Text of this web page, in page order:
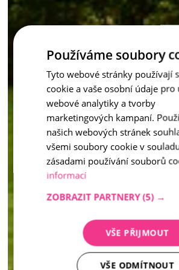
Používáme soubory
Tyto webové stránky používají
cookie a vaše osobní údaje pro
webové analytiky a tvorby
marketingových kampaní.
našich webových stránek
všemi soubory cookie v
zásadami používání souborů
informací
ZOBRAZIT PARTNERY (5) →
VŠE PŘIJMOUT
VŠE ODMÍTNOUT